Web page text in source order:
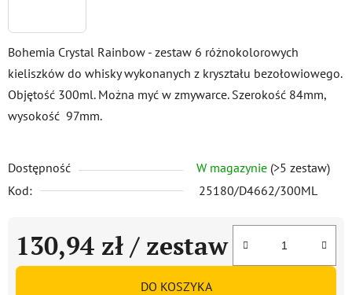
Bohemia Crystal Rainbow - zestaw 6 różnokolorowych
kieliszków do whisky wykonanych z kryształu bezołowiowego.
Objętość 300ml. Można myć w zmywarce. Szerokość 84mm,
wysokość 97mm.
Dostępność W magazynie (>5 zestaw)
Kod:
25180/D4662/300ML
130,94 zł / zestaw
Cena jednostkowa:
DO KOSZYKA